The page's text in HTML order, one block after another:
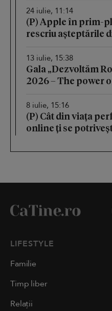
24 iulie, 11:14
(P) Apple în prim-
rescriu așteptările
13 iulie, 15:38
Gala „Dezvoltăm
2026 – The power
8 iulie, 15:16
(P) Cât din viața
online ți se
LIFESTYLE
Familie
Timp liber
Relații